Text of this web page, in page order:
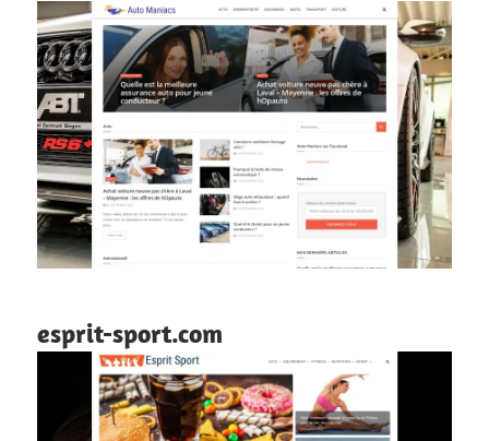
esprit-sport.com